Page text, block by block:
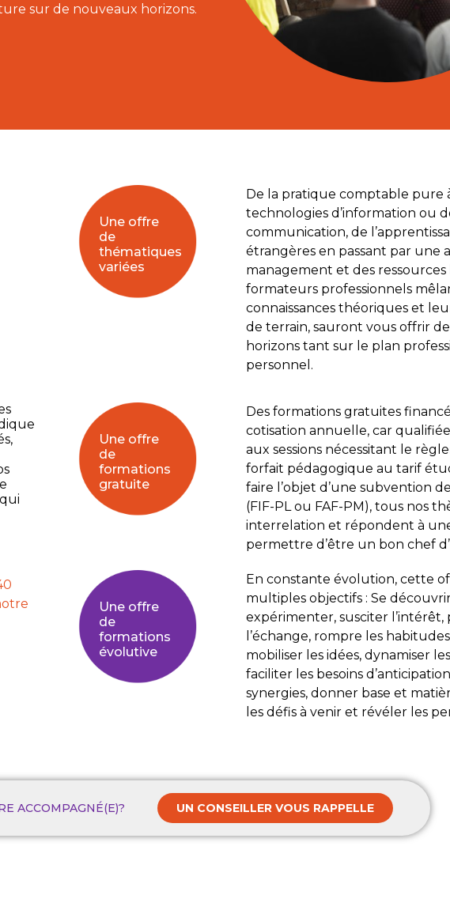
sur de nouveaux horizons.
Une offre
de
thématiques
variées
De la pratique comptable pure
technologies d’information ou
communication, de
étrangères en passant par une
management et des ressources
formateurs professionnels
connaissances théoriques et
de terrain, sauront vous offrir
horizons tant sur le plan
personnel.
Une offre
de
formations
gratuite
Des formations gratuites
cotisation annuelle, car
aux sessions nécessitant le
forfait pédagogique au tarif
faire l’objet d’une subvention
(FIF-PL ou FAF-PM), tous nos
interrelation et répondent à
permettre d’être un bon chef
Une offre
de
formations
évolutive
En constante évolution, cette
multiples objectifs : Se
expérimenter, susciter
l’échange, rompre les
mobiliser les idées, dynamiser
faciliter les besoins
synergies, donner base et
les défis à venir et révéler les
ACCOMPAGNÉ(E)? UN CONSEILLER VOUS RAPPELLE